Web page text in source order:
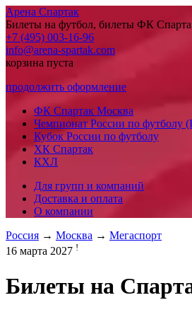
Арена Спартак
Билеты на футбол, билеты ФК
+7 (495) 003-16-96
info@arena-spartak.com
корзина пуста
продолжить оформление
ФК Спартак Москва
Чемпионат России по футболу
Кубок России по футболу
ХК Спартак
КХЛ
Для групп и компаний
Доставка и оплата
О компании
Россия → Москва → Мегаспорт
16 марта 2027 !
Билеты на